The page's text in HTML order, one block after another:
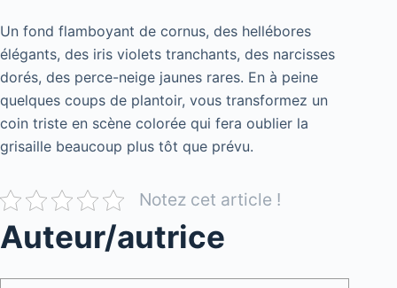
Un fond flamboyant de cornus, des hellébores
élégants, des iris violets tranchants, des narcisses
dorés, des perce-neige jaunes rares. En à peine
quelques coups de plantoir, vous transformez un
coin triste en scène colorée qui fera oublier la
grisaille beaucoup plus tôt que prévu.
Notez cet article !
Auteur/autrice